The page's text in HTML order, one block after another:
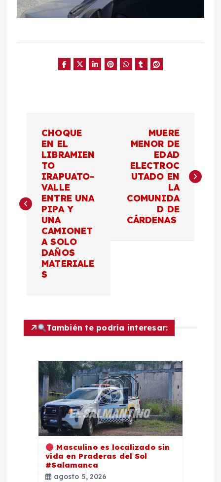
e
ó
n
CHOQUE
EN EL
LIBRAMIEN
TO
IRAPUATO-
VALLE
ENTRE UNA
PIPA Y
UNA
CAMIONET
A SOLO
DAÑOS
MATERIALE
S
MUERE
MENOR DE
EDAD
ELECTROC
UTADO EN
LA
COMUNIDA
D DE
CÁRDENAS
También te podría interesar:
Masculino es localizado sin
vida en Praderas del Sol
#Salamanca
agosto 5, 2026